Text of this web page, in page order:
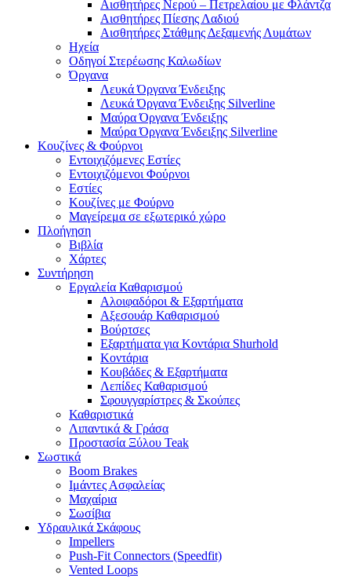
Αισθητήρες Νερού – Πετρελαίου με Φλάντζα
Αισθητήρες Πίεσης Λαδιού
Αισθητήρες Στάθμης Δεξαμενής Λυμάτων
Ηχεία
Οδηγοί Στερέωσης Καλωδίων
Όργανα
Λευκά Όργανα Ένδειξης
Λευκά Όργανα Ένδειξης Silverline
Μαύρα Όργανα Ένδειξης
Μαύρα Όργανα Ένδειξης Silverline
Κουζίνες & Φούρνοι
Εντοιχιζόμενες Εστίες
Εντοιχιζόμενοι Φούρνοι
Εστίες
Κουζίνες με Φούρνο
Μαγείρεμα σε εξωτερικό χώρο
Πλοήγηση
Βιβλία
Χάρτες
Συντήρηση
Εργαλεία Καθαρισμού
Αλοιφαδόροι & Εξαρτήματα
Αξεσουάρ Καθαρισμού
Βούρτσες
Εξαρτήματα για Κοντάρια Shurhold
Κοντάρια
Κουβάδες & Εξαρτήματα
Λεπίδες Καθαρισμού
Σφουγγαρίστρες & Σκούπες
Καθαριστικά
Λιπαντικά & Γράσα
Προστασία Ξύλου Teak
Σωστικά
Boom Brakes
Ιμάντες Ασφαλείας
Μαχαίρια
Σωσίβια
Υδραυλικά Σκάφους
Impellers
Push-Fit Connectors (Speedfit)
Vented Loops